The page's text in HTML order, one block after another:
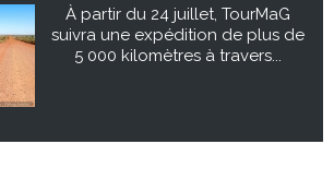
À partir du 24 juillet, TourMaG
suivra une expédition de plus de
5 000 kilomètres à travers...